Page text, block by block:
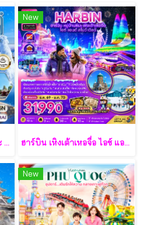
ทัวร์ญี่ปุ่น - โตเกียว - ฟุกุชิมะ - ยามากะตะ - เซนได 7 วัน - TG
New
ฮาร์บิน เหิงเต้าเหอจื่อ ไอซ์ แอนด์ สโนว์ เวิล์ด 7 วัน 5 คืน-XJ
New